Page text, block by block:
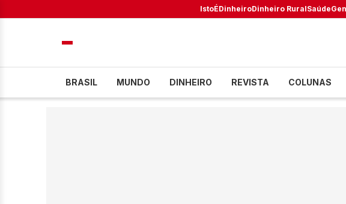
IstoÉDinheiroDinheiro RuralSaúde
BRASIL MUNDO DINHEIRO REVISTA COLUNAS